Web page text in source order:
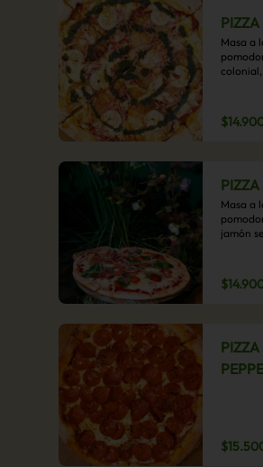
Masa a
casero.
PIZZA
Masa a
jamón
PIZZA